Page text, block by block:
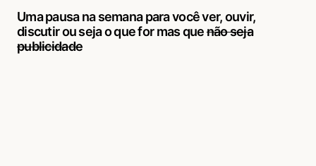
Uma pausa na semana para você ver, ouvir,
discutir ou seja o que for mas quenão seja
publicidade